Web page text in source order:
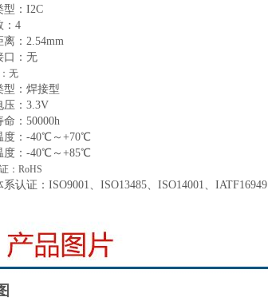
： I2C
4
： 2 .54mm
口：无
无
： 焊接型
： 3.3V
： 50000h
： -40℃～+70℃
： -40℃～+85℃
： RoHS
系认证： ISO9001、ISO13485、ISO14001、IATF16949